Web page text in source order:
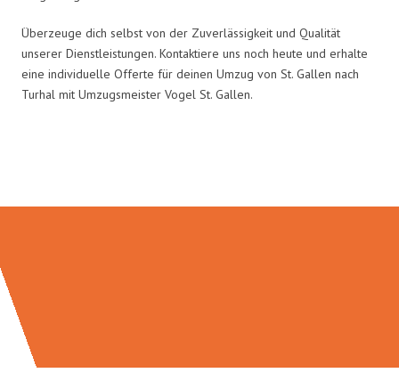
Überzeuge dich selbst von der Zuverlässigkeit und Qualität
unserer Dienstleistungen. Kontaktiere uns noch heute und erhalte
eine individuelle Offerte für deinen Umzug von St. Gallen nach
Turhal mit Umzugsmeister Vogel St. Gallen.